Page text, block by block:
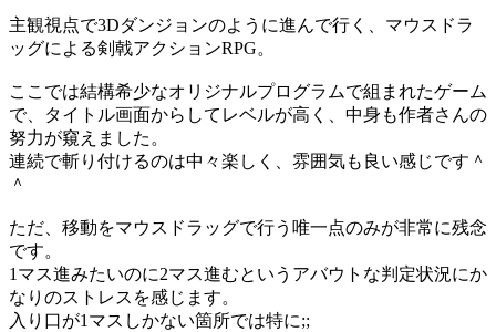
主観視点で3Dダンジョンのように進んで行く、マウスドラ
ッグによる剣戟アクションRPG。
ここでは結構希少なオリジナルプログラムで組まれたゲーム
で、タイトル画面からしてレベルが高く、中身も作者さんの
努力が窺えました。
連続で斬り付けるのは中々楽しく、雰囲気も良い感じです＾
＾
ただ、移動をマウスドラッグで行う唯一点のみが非常に残念
です。
1マス進みたいのに2マス進むというアバウトな判定状況にか
なりのストレスを感じます。
入り口が1マスしかない箇所では特に;;